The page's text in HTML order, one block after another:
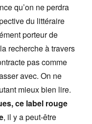
qu’on ne perdra
du littéraire
porteur de
recherche à travers
pas comme
avec. On ne
mieux bien lire.
ce label rouge
, il y a peut-être